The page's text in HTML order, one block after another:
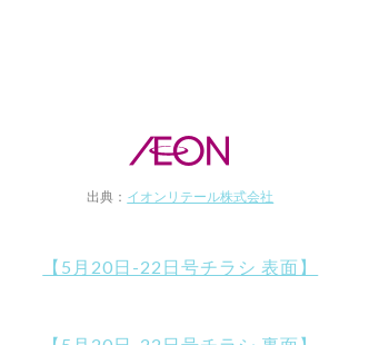
出典： イオンリテール株式会社
【5月20日-22日号チラシ 表面】